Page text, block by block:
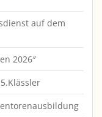
auf dem
2026″